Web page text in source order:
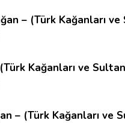
– (Türk Kağanları ve
Kağanları ve
– (Türk Kağanları ve